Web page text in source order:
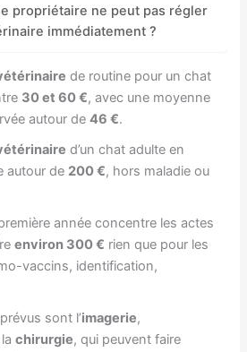
propriétaire ne peut pas régler
immédiatement ?
de routine pour un chat
30 et 60 €, avec une moyenne
autour de46 €.
d’un chat adulte en
autour de 200 €, hors maladie ou
année concentre les actes
environ 300 € rien que pour les
vaccins, identification,
sont l’imagerie,
lachirurgie, qui peuvent faire